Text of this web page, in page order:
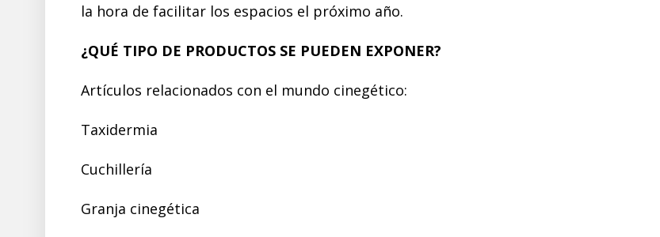
la hora de facilitar los espacios el próximo año.
¿QUÉ TIPO DE PRODUCTOS SE PUEDEN EXPONER?
Artículos relacionados con el mundo cinegético:
Taxidermia
Cuchillería
Granja cinegética